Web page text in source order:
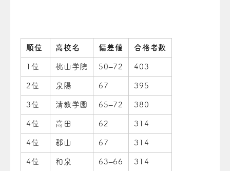
順位 高校名 偏差値 合格者数
1位 桃山学院 50–72 403
2位 泉陽 67 395
3位 清教学園 65–72 380
4位 高田 62 314
4位 郡山 67 314
4位 和泉 63–66 314